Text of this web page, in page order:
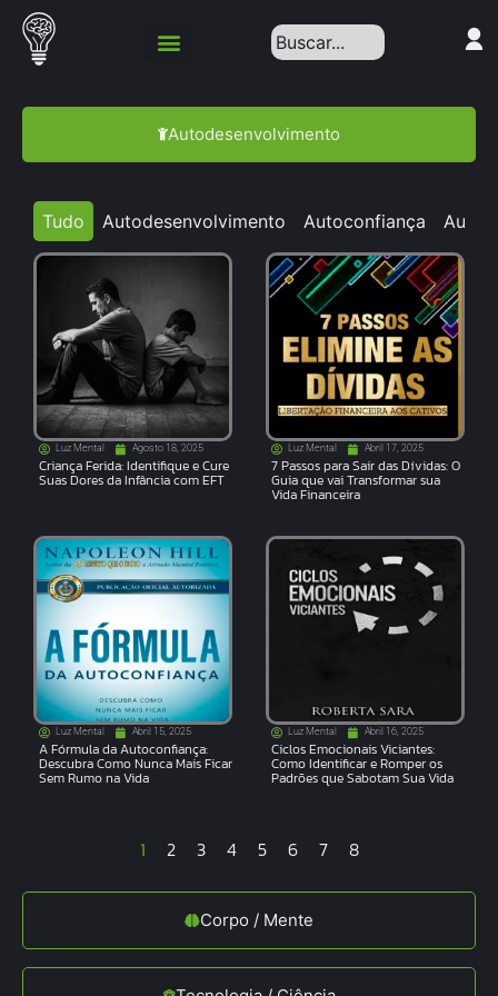
Autodesenvolvimento
Corpo / Mente
Autodesenvolvimento Autoconfiança
Tudo
Luz Mental Agosto 18, 2025
Criança Ferida: Identifique e Cure
Suas Dores da Infância com EFT
Luz Mental Abril 17, 2025
7 Passos para Sair das Dívidas: O
Guia que vai Transformar sua
Vida Financeira
Luz Mental Abril 15, 2025
A Fórmula da Autoconfiança:
Descubra Como Nunca Mais Ficar
Sem Rumo na Vida
Luz Mental Abril 16, 2025
Ciclos Emocionais Viciantes:
Como Identificar e Romper os
Padrões que Sabotam Sua Vida
1 2 3 4 5 6 7 8